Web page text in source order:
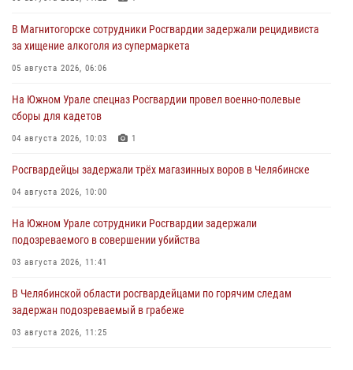
В Магнитогорске сотрудники Росгвардии задержали рецидивиста
за хищение алкоголя из супермаркета
05 августа 2026, 06:06
На Южном Урале спецназ Росгвардии провел военно-полевые
сборы для кадетов
04 августа 2026, 10:03 1
Росгвардейцы задержали трёх магазинных воров в Челябинске
04 августа 2026, 10:00
На Южном Урале сотрудники Росгвардии задержали
подозреваемого в совершении убийства
03 августа 2026, 11:41
В Челябинской области росгвардейцами по горячим следам
задержан подозреваемый в грабеже
03 августа 2026, 11:25